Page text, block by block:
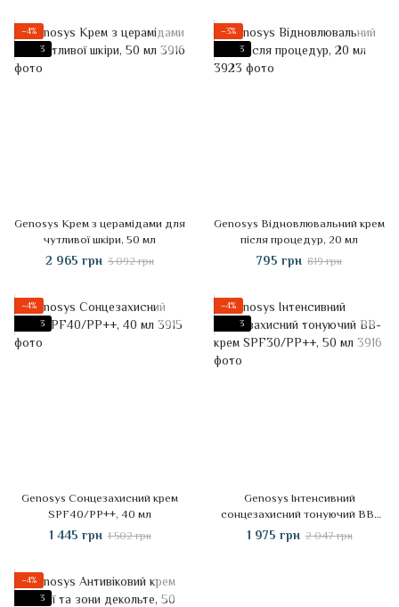
−4%
3
Genosys Крем з церамідами для
чутливої шкіри, 50 мл
2 965 грн 3 092 грн
−3%
3
Genosys Відновлювальний крем
після процедур, 20 мл
795 грн 819 грн
−4%
3
Genosys Сонцезахисний крем
SPF40/PP++, 40 мл
1 445 грн 1 502 грн
−4%
3
Genosys Інтенсивний
сонцезахисний тонуючий BB-
крем SPF30/РР++, 50 мл
1 975 грн 2 047 грн
−4%
3